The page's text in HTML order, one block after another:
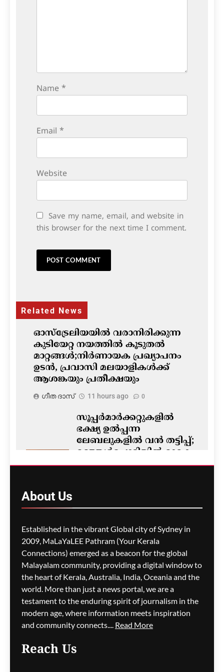
Name *
Email *
Website
Save my name, email, and website in
this browser for the next time I comment.
Related News
ഓസ്‌ട്രേലിയയിൽ വരാനിരിക്കുന്ന
കുടിയേറ്റ നയത്തിൽ കൂടുതൽ
മാറ്റങ്ങൾ;നിർണായക പ്രഖ്യാപനം
ഉടൻ, പ്രവാസി മലയാളികൾക്ക്
ആശങ്കയും പ്രതീക്ഷയും
ഗീത ദാസ്‌ 11 hours ago 0
സൂപ്പർമാർക്കറ്റുകളിൽ
ഭക്ഷ്യ ഉൽപ്പന്ന
ലേബലുകളിൽ വൻ തട്ടിപ്പ്;
മഞ്ഞൾപ്പൊടിയിൽ മാരക
വിഷാംശമെന്ന്
M5 മോട്ടോർവേയിൽ
മാലിന്യ ട്രക്കിന് തീപിടിച്ചു;
കിലോമീറ്ററുകളോളം
ഗതാഗതക്കുരുക്ക്, മലയാളി
യാത്രികരെയും ബാധിച്ചു
ഗീത ദാസ്‌ 12 hours ago
About Us
Established in the vibrant Global city of Sydney in
2009, MaLaYaLEE Pathram (Your Kerala
Connections) emerged as a beacon for the global
Malayalam community, providing a digital window to
the heart of Kerala, Australia, India, Oceania and the
world. More than just a news portal, we are a
testament to the enduring spirit of journalism in the
modern age, where information meets inspiration
and community connects.... Read More
Reach Us